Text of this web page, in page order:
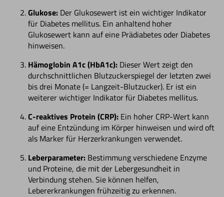
Glukose: Der Glukosewert ist ein wichtiger Indikator
für Diabetes mellitus. Ein anhaltend hoher
Glukosewert kann auf eine Prädiabetes oder Diabetes
hinweisen.
Hämoglobin A1c (HbA1c): Dieser Wert zeigt den
durchschnittlichen Blutzuckerspiegel der letzten zwei
bis drei Monate (= Langzeit-Blutzucker). Er ist ein
weiterer wichtiger Indikator für Diabetes mellitus.
C-reaktives Protein (CRP): Ein hoher CRP-Wert kann
auf eine Entzündung im Körper hinweisen und wird oft
als Marker für Herzerkrankungen verwendet.
Leberparameter: Bestimmung verschiedene Enzyme
und Proteine, die mit der Lebergesundheit in
Verbindung stehen. Sie können helfen,
Lebererkrankungen frühzeitig zu erkennen.